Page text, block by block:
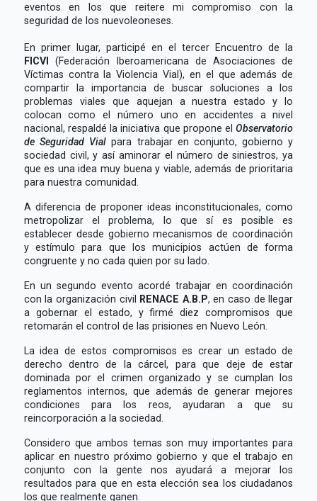
eventos en los que reitere mi compromiso con la
seguridad de los nuevoleoneses.
En primer lugar, participé en el tercer Encuentro de la
FICVI (Federación Iberoamericana de Asociaciones de
Víctimas contra la Violencia Vial), en el que además de
compartir la importancia de buscar soluciones a los
problemas viales que aquejan a nuestra estado y lo
colocan como el número uno en accidentes a nivel
nacional, respaldé la iniciativa que propone el Observatorio
de Seguridad Vial para trabajar en conjunto, gobierno y
sociedad civil, y así aminorar el número de siniestros, ya
que es una idea muy buena y viable, además de prioritaria
para nuestra comunidad.
A diferencia de proponer ideas inconstitucionales, como
metropolizar el problema, lo que sí es posible es
establecer desde gobierno mecanismos de coordinación
y estímulo para que los municipios actúen de forma
congruente y no cada quien por su lado.
En un segundo evento acordé trabajar en coordinación
con la organización civil RENACE A.B.P, en caso de llegar
a gobernar el estado, y firmé diez compromisos que
retomarán el control de las prisiones en Nuevo León.
La idea de estos compromisos es crear un estado de
derecho dentro de la cárcel, para que deje de estar
dominada por el crimen organizado y se cumplan los
reglamentos internos, que además de generar mejores
condiciones para los reos, ayudaran a que su
reincorporación a la sociedad.
Considero que ambos temas son muy importantes para
aplicar en nuestro próximo gobierno y que el trabajo en
conjunto con la gente nos ayudará a mejorar los
resultados para que en esta elección sea los ciudadanos
los que realmente ganen.